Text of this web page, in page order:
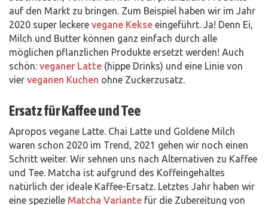
auf den Markt zu bringen. Zum Beispiel haben wir im Jahr
2020 super leckere vegane Kekse eingeführt. Ja! Denn Ei,
Milch und Butter können ganz einfach durch alle
möglichen pflanzlichen Produkte ersetzt werden! Auch
schön: veganer Latte (hippe Drinks) und eine Linie von
vier veganen Kuchen ohne Zuckerzusatz.
Ersatz für Kaffee und Tee
Apropos vegane Latte. Chai Latte und Goldene Milch
waren schon 2020 im Trend, 2021 gehen wir noch einen
Schritt weiter. Wir sehnen uns nach Alternativen zu Kaffee
und Tee. Matcha ist aufgrund des Koffeingehaltes
natürlich der ideale Kaffee-Ersatz. Letztes Jahr haben wir
eine spezielle Matcha Variante für die Zubereitung von